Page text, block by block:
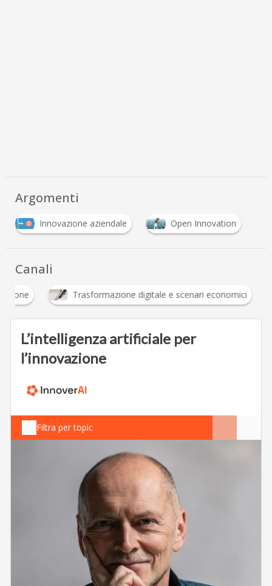
Argomenti
Innovazione aziendale Open Innovation
Canali
Innovazione Trasformazione digitale e scenari
L’intelligenza artificiale per
l’innovazione
Filtra per topic